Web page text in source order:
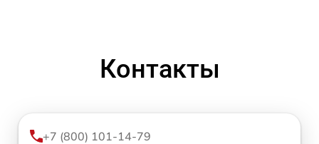
Контакты
+7 (800) 101-14-79